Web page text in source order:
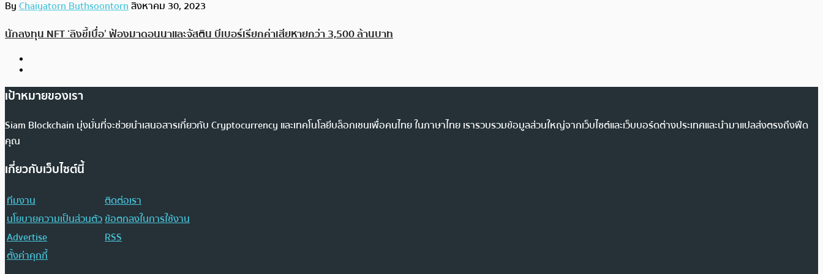
ByChaiyatorn Buthsoontornสิงหาคม 30, 2023
นักลงทุน NFT ‘ลิงขี้เบื่อ’ ฟ้องมาดอนนาและจัสติน บีเบอร์เรียกค่าเสียหายกว่า 3,500 ล้านบาท
เป้าหมายของเรา
Siam Blockchain มุ่งมั่นที่จะช่วยนำเสนอสารเกี่ยวกับ Cryptocurrency และเทคโนโลยีบล็อกเชนเพื่อคนไทย ในภาษาไทย เรารวบรวมข้อมูลส่วนใหญ่จากเว็บไซต์และเว็บบอร์ดต่างประเทศและนำมาแปลส่งตรงถึงฟีด
คุณ
เกี่ยวกับเว็บไซต์นี้
ทีมงาน
ติดต่อเรา
นโยบายความเป็นส่วนตัวข้อตกลงในการใช้งาน
Advertise
RSS
ตั้งค่าคุกกี้